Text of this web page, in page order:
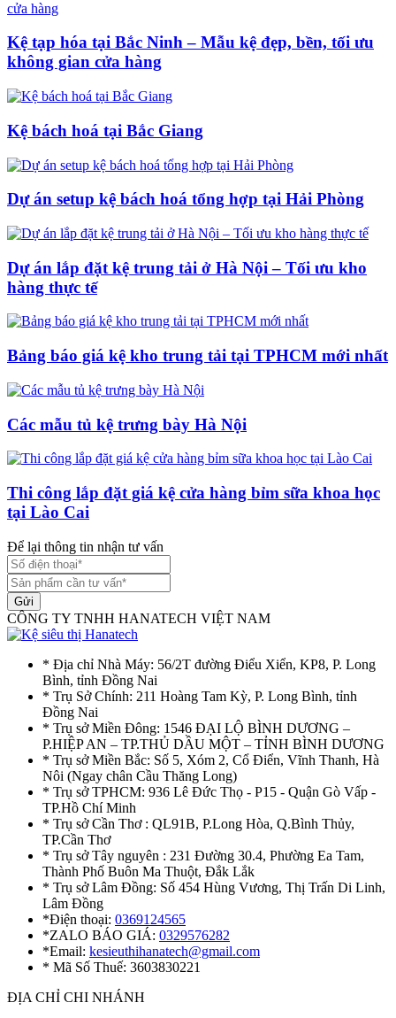
Kệ tạp hóa tại Bắc Ninh – Mẫu kệ đẹp, bền, tối ưu
không gian cửa hàng
Kệ bách hoá tại Bắc Giang
Dự án setup kệ bách hoá tổng hợp tại Hải Phòng
Dự án lắp đặt kệ trung tải ở Hà Nội – Tối ưu kho
hàng thực tế
Bảng báo giá kệ kho trung tải tại TPHCM mới nhất
Các mẫu tủ kệ trưng bày Hà Nội
Thi công lắp đặt giá kệ cửa hàng bỉm sữa khoa học
tại Lào Cai
Để lại thông tin nhận tư vấn
Gửi
CÔNG TY TNHH HANATECH VIỆT NAM
* Địa chỉ Nhà Máy: 56/2T đường Điểu Xiển, KP8, P. Long
Bình, tỉnh Đồng Nai
* Trụ Sở Chính: 211 Hoàng Tam Kỳ, P. Long Bình, tỉnh
Đồng Nai
* Trụ sở Miền Đông: 1546 ĐẠI LỘ BÌNH DƯƠNG –
P.HIỆP AN – TP.THỦ DẦU MỘT – TỈNH BÌNH DƯƠNG
* Trụ sở Miền Bắc: Số 5, Xóm 2, Cổ Điển, Vĩnh Thanh, Hà
Nôi (Ngay chân Cầu Thăng Long)
* Trụ sở TPHCM: 936 Lê Đức Thọ - P15 - Quận Gò Vấp -
TP.Hồ Chí Minh
* Trụ sở Cần Thơ : QL91B, P.Long Hòa, Q.Bình Thủy,
TP.Cần Thơ
* Trụ sở Tây nguyên : 231 Đường 30.4, Phường Ea Tam,
Thành Phố Buôn Ma Thuột, Đắk Lắk
* Trụ sở Lâm Đồng: Số 454 Hùng Vương, Thị Trấn Di Linh,
Lâm Đồng
*Điện thoại: 0369124565
*ZALO BÁO GIÁ: 0329576282
*Email: kesieuthihanatech@gmail.com
* Mã Số Thuế: 3603830221
ĐỊA CHỈ CHI NHÁNH